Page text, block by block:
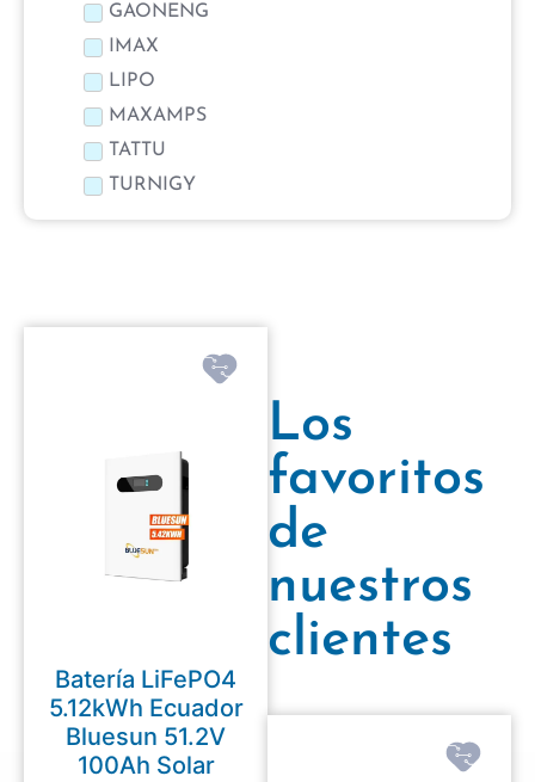
GAONENG
IMAX
LIPO
MAXAMPS
TATTU
TURNIGY
Batería LiFePO4
5.12kWh Ecuador
Bluesun 51.2V
100Ah Solar
Los
favoritos
de
nuestros
clientes